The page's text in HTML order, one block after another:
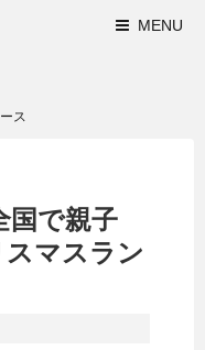
MENU
ス
国で親子
マスラン